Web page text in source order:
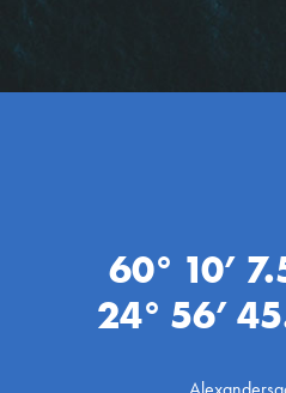
60° 10’
24° 56’